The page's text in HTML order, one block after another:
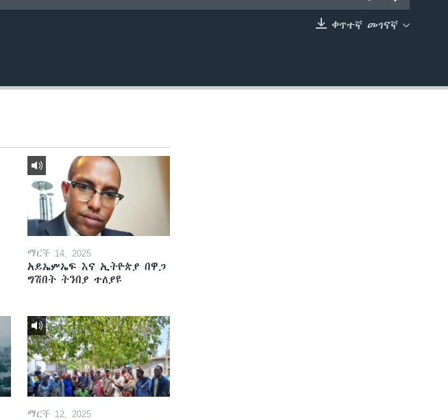
ቀጥተኛ መገናኛ
ማርች 14, 2025
አይኤምኤፍ እና ኢትዮጵያ በዋጋ
ግሽበት ትንበያ ተለያዩ
ማርች 12, 2025